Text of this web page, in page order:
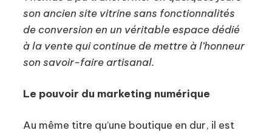
son ancien site vitrine sans fonctionnalités
de conversion en un véritable espace dédié
à la vente qui continue de mettre à l’honneur
son savoir-faire artisanal.
Le pouvoir du marketing numérique
Au même titre qu’une boutique en dur, il est